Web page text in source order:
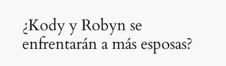
¿Kody y Robyn se
enfrentarán a más esposas?